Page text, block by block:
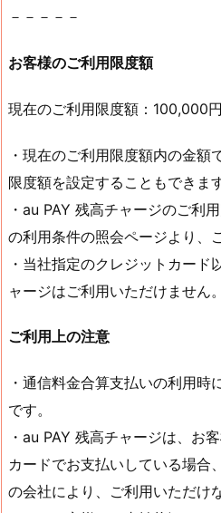
－－－－－
お客様のご利用限度額
現在のご利用限度額：100,000円
・現在のご利用限度額内の金額
限度額を設定することもできます
・au PAY 残高チャージのご利
の利用条件の照会ページより、
・当社指定のクレジットカード
ャージはご利用いただけません。
ご利用上の注意
・通信料金合算支払いの利用時
です。
・au PAY 残高チャージは、お
カードでお支払いしている場合
の会社により、ご利用いただけ